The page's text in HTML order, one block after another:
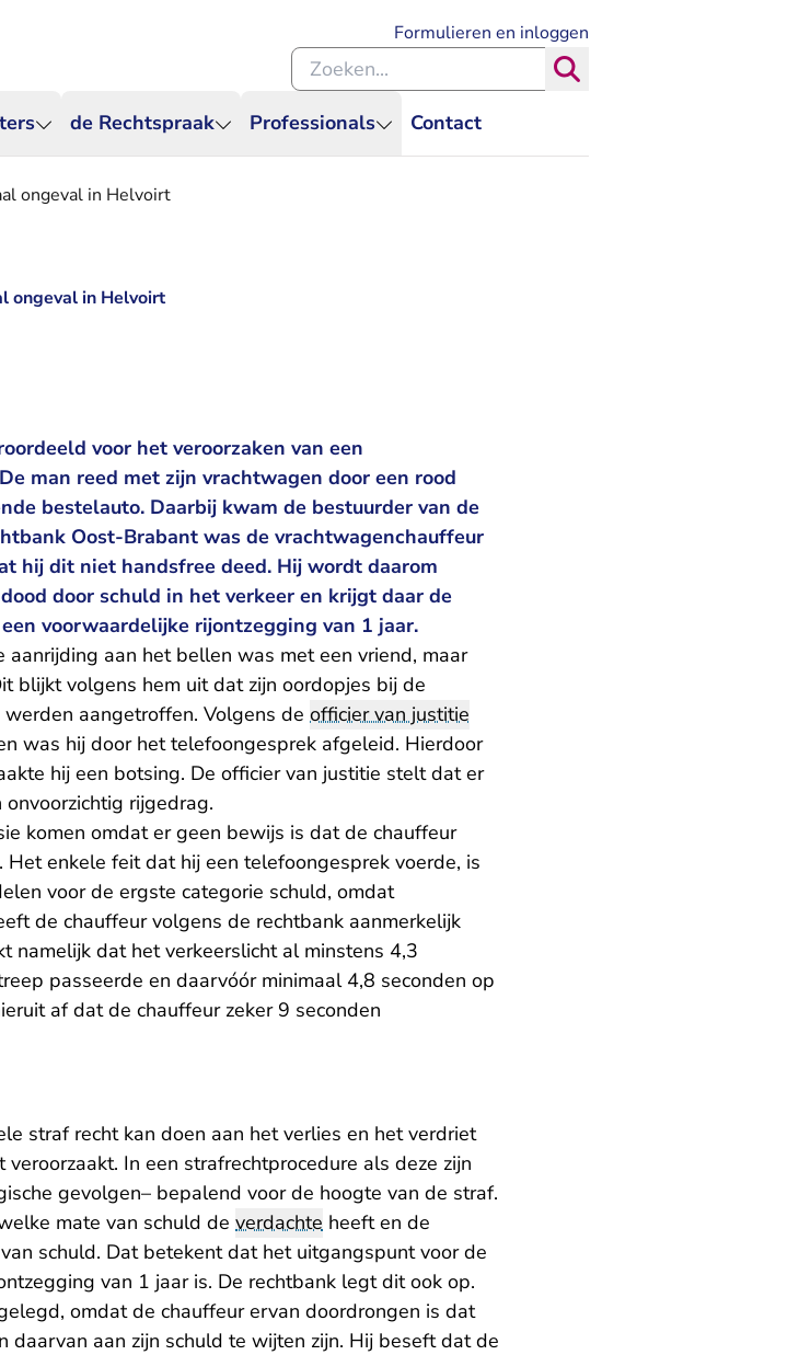
de Rechtspraak Professionals Contact
Formulieren en inloggen
Zoeken binnen de Rechtspraak
ongeval in Helvoirt
ongeval in Helvoirt
voor het veroorzaken van een
man reed met zijn vrachtwagen door een rood
bestelauto. Daarbij kwam de bestuurder van de
Oost-Brabant was de vrachtwagenchauffeur
hij dit niet handsfree deed. Hij wordt daarom
door schuld in het verkeer en krijgt daar de
voorwaardelijke rijontzegging van 1 jaar.
aan het bellen was met een vriend, maar
blijkt volgens hem uit dat zijn oordopjes bij de
aangetroffen. Volgens de officier van justitie
was hij door het telefoongesprek afgeleid. Hierdoor
hij een botsing. De officier van justitie stelt dat er
rijgedrag.
komen omdat er geen bewijs is dat de chauffeur
enkele feit dat hij een telefoongesprek voerde, is
voor de ergste categorie schuld, omdat
de chauffeur volgens de rechtbank aanmerkelijk
namelijk dat het verkeerslicht al minstens 4,3
passeerde en daarvóór minimaal 4,8 seconden op
af dat de chauffeur zeker 9 seconden
straf recht kan doen aan het verlies en het verdriet
In een strafrechtprocedure als deze zijn
gevolgen– bepalend voor de hoogte van de straf.
mate van schuld de verdachte heeft en de
schuld. Dat betekent dat het uitgangspunt voor de
van 1 jaar is. De rechtbank legt dit ook op.
omdat de chauffeur ervan doordrongen is dat
daarvan aan zijn schuld te wijten zijn. Hij beseft dat de